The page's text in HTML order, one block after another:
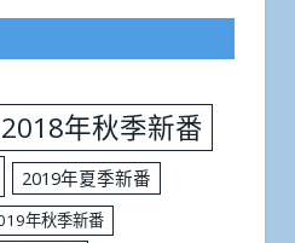
2018年秋季新番
2019年夏季新番
年秋季新番